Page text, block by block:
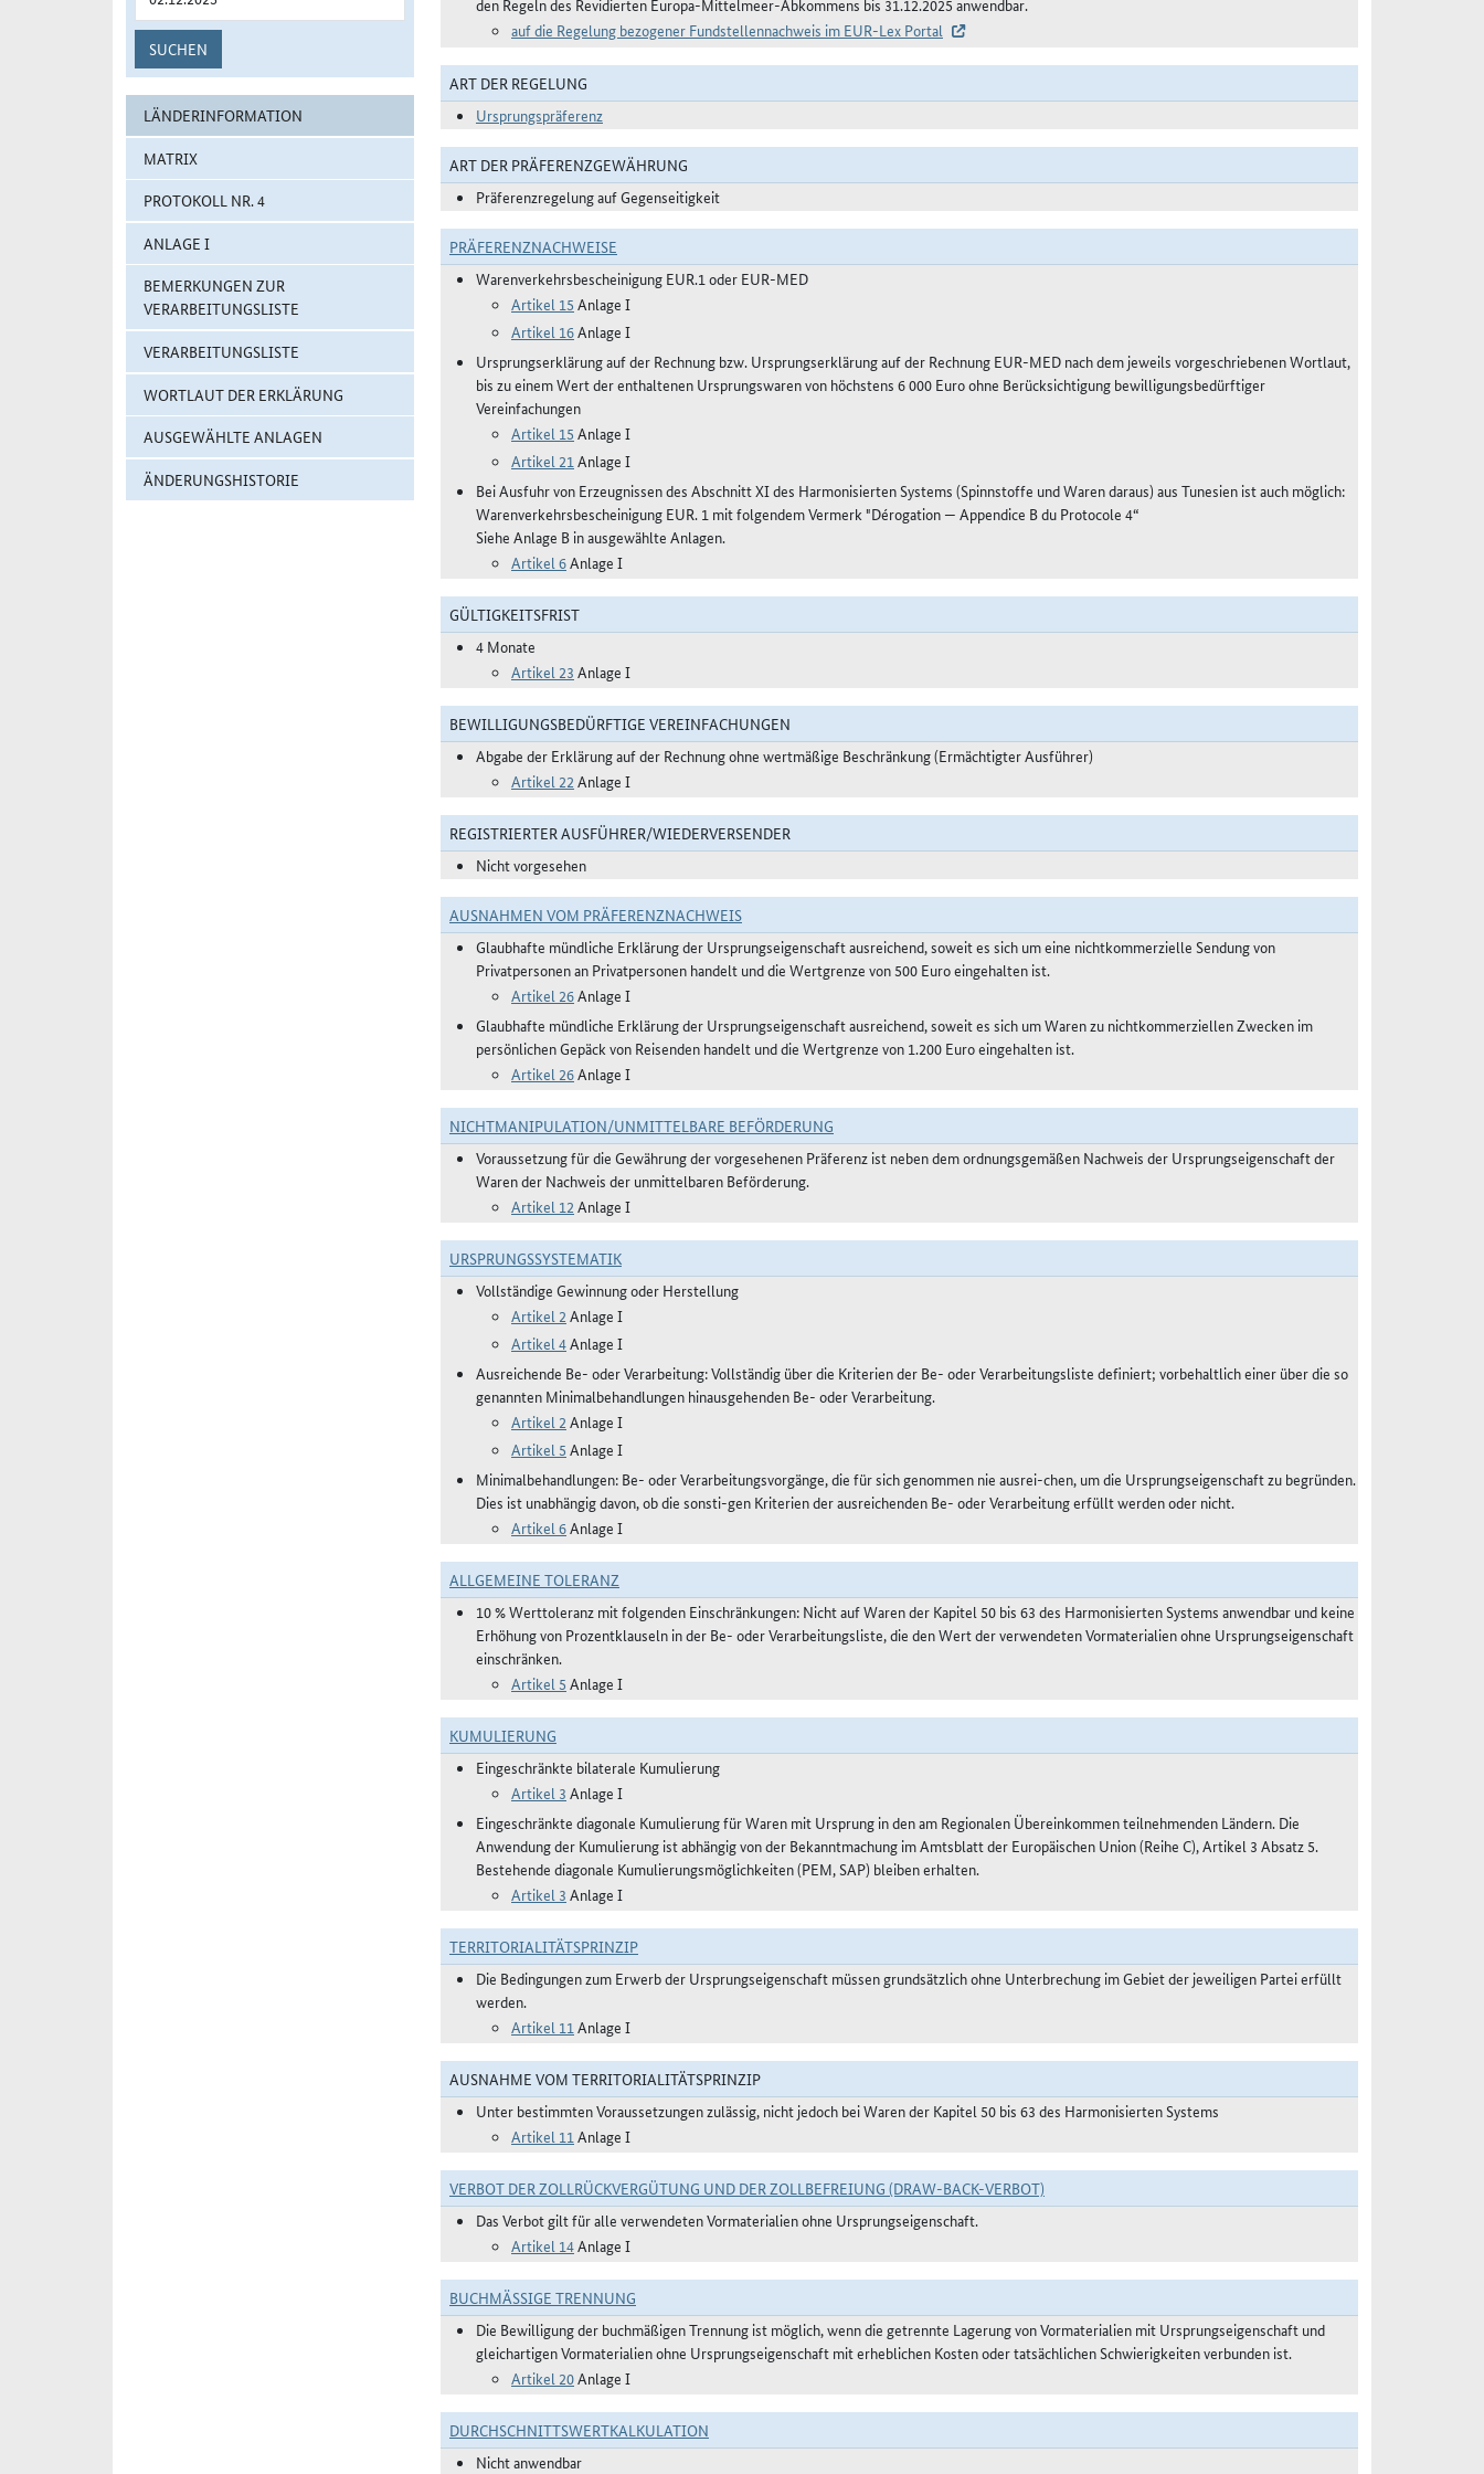
SUCHEN
LÄNDERINFORMATION
MATRIX
PROTOKOLL NR. 4
ANLAGE I
BEMERKUNGEN ZUR
VERARBEITUNGSLISTE
VERARBEITUNGSLISTE
WORTLAUT DER ERKLÄRUNG
AUSGEWÄHLTE ANLAGEN
ÄNDERUNGSHISTORIE
den Regeln des Revidierten Europa-Mittelmeer-Abkommens bis 31.12.2025 anwendbar.
auf die Regelung bezogener Fundstellennachweis im EUR-Lex Portal
ART DER REGELUNG
Ursprungspräferenz
ART DER PRÄFERENZGEWÄHRUNG
Präferenzregelung auf Gegenseitigkeit
PRÄFERENZNACHWEISE
Warenverkehrsbescheinigung EUR.1 oder EUR-MED
Artikel 15 Anlage I
Artikel 16Anlage I
Ursprungserklärung auf der Rechnung bzw. Ursprungserklärung auf der Rechnung EUR-MED nach dem jeweils vorgeschriebenen Wortlaut,
bis zu einem Wert der enthaltenen Ursprungswaren von höchstens 6 000 Euro ohne Berücksichtigung bewilligungsbedürftiger
Vereinfachungen
Artikel 15 Anlage I
Artikel 21Anlage I
Bei Ausfuhr von Erzeugnissen des Abschnitt XI des Harmonisierten Systems (Spinnstoffe und Waren daraus) aus Tunesien ist auch möglich:
Warenverkehrsbescheinigung EUR. 1 mit folgendem Vermerk "Dérogation — Appendice B du Protocole 4“
Siehe Anlage B in ausgewählte Anlagen.
Artikel 6Anlage I
GÜLTIGKEITSFRIST
4 Monate
Artikel 23 Anlage I
BEWILLIGUNGSBEDÜRFTIGE VEREINFACHUNGEN
Abgabe der Erklärung auf der Rechnung ohne wertmäßige Beschränkung (Ermächtigter Ausführer)
Artikel 22 Anlage I
REGISTRIERTER AUSFÜHRER/WIEDERVERSENDER
Nicht vorgesehen
AUSNAHMEN VOM PRÄFERENZNACHWEIS
Glaubhafte mündliche Erklärung der Ursprungseigenschaft ausreichend, soweit es sich um eine nichtkommerzielle Sendung von
Privatpersonen an Privatpersonen handelt und die Wertgrenze von 500 Euro eingehalten ist.
Artikel 26Anlage I
Glaubhafte mündliche Erklärung der Ursprungseigenschaft ausreichend, soweit es sich um Waren zu nichtkommerziellen Zwecken im
persönlichen Gepäck von Reisenden handelt und die Wertgrenze von 1.200 Euro eingehalten ist.
Artikel 26Anlage I
NICHTMANIPULATION/UNMITTELBARE BEFÖRDERUNG
Voraussetzung für die Gewährung der vorgesehenen Präferenz ist neben dem ordnungsgemäßen Nachweis der Ursprungseigenschaft der
Waren der Nachweis der unmittelbaren Beförderung.
Artikel 12 Anlage I
URSPRUNGSSYSTEMATIK
Vollständige Gewinnung oder Herstellung
Artikel 2 Anlage I
Artikel 4Anlage I
Ausreichende Be- oder Verarbeitung: Vollständig über die Kriterien der Be- oder Verarbeitungsliste definiert; vorbehaltlich einer über die so
genannten Minimalbehandlungen hinausgehenden Be- oder Verarbeitung.
Artikel 2 Anlage I
Artikel 5 Anlage I
Minimalbehandlungen: Be- oder Verarbeitungsvorgänge, die für sich genommen nie ausrei-chen, um die Ursprungseigenschaft zu begründen.
Dies ist unabhängig davon, ob die sonsti-gen Kriterien der ausreichenden Be- oder Verarbeitung erfüllt werden oder nicht.
Artikel 6Anlage I
ALLGEMEINE TOLERANZ
10 % Werttoleranz mit folgenden Einschränkungen: Nicht auf Waren der Kapitel 50 bis 63 des Harmonisierten Systems anwendbar und keine
Erhöhung von Prozentklauseln in der Be- oder Verarbeitungsliste, die den Wert der verwendeten Vormaterialien ohne Ursprungseigenschaft
einschränken.
Artikel 5 Anlage I
KUMULIERUNG
Eingeschränkte bilaterale Kumulierung
Artikel 3 Anlage I
Eingeschränkte diagonale Kumulierung für Waren mit Ursprung in den am Regionalen Übereinkommen teilnehmenden Ländern. Die
Anwendung der Kumulierung ist abhängig von der Bekanntmachung im Amtsblatt der Europäischen Union (Reihe C), Artikel 3 Absatz 5.
Bestehende diagonale Kumulierungsmöglichkeiten (PEM, SAP) bleiben erhalten.
Artikel 3 Anlage I
TERRITORIALITÄTSPRINZIP
Die Bedingungen zum Erwerb der Ursprungseigenschaft müssen grundsätzlich ohne Unterbrechung im Gebiet der jeweiligen Partei erfüllt
werden.
Artikel 11Anlage I
AUSNAHME VOM TERRITORIALITÄTSPRINZIP
Unter bestimmten Voraussetzungen zulässig, nicht jedoch bei Waren der Kapitel 50 bis 63 des Harmonisierten Systems
Artikel 11Anlage I
VERBOT DER ZOLLRÜCKVERGÜTUNG UND DER ZOLLBEFREIUNG (DRAW-BACK-VERBOT)
Das Verbot gilt für alle verwendeten Vormaterialien ohne Ursprungseigenschaft.
Artikel 14Anlage I
BUCHMÄSSIGE TRENNUNG
Die Bewilligung der buchmäßigen Trennung ist möglich, wenn die getrennte Lagerung von Vormaterialien mit Ursprungseigenschaft und
gleichartigen Vormaterialien ohne Ursprungseigenschaft mit erheblichen Kosten oder tatsächlichen Schwierigkeiten verbunden ist.
Artikel 20Anlage I
DURCHSCHNITTSWERTKALKULATION
Nicht anwendbar